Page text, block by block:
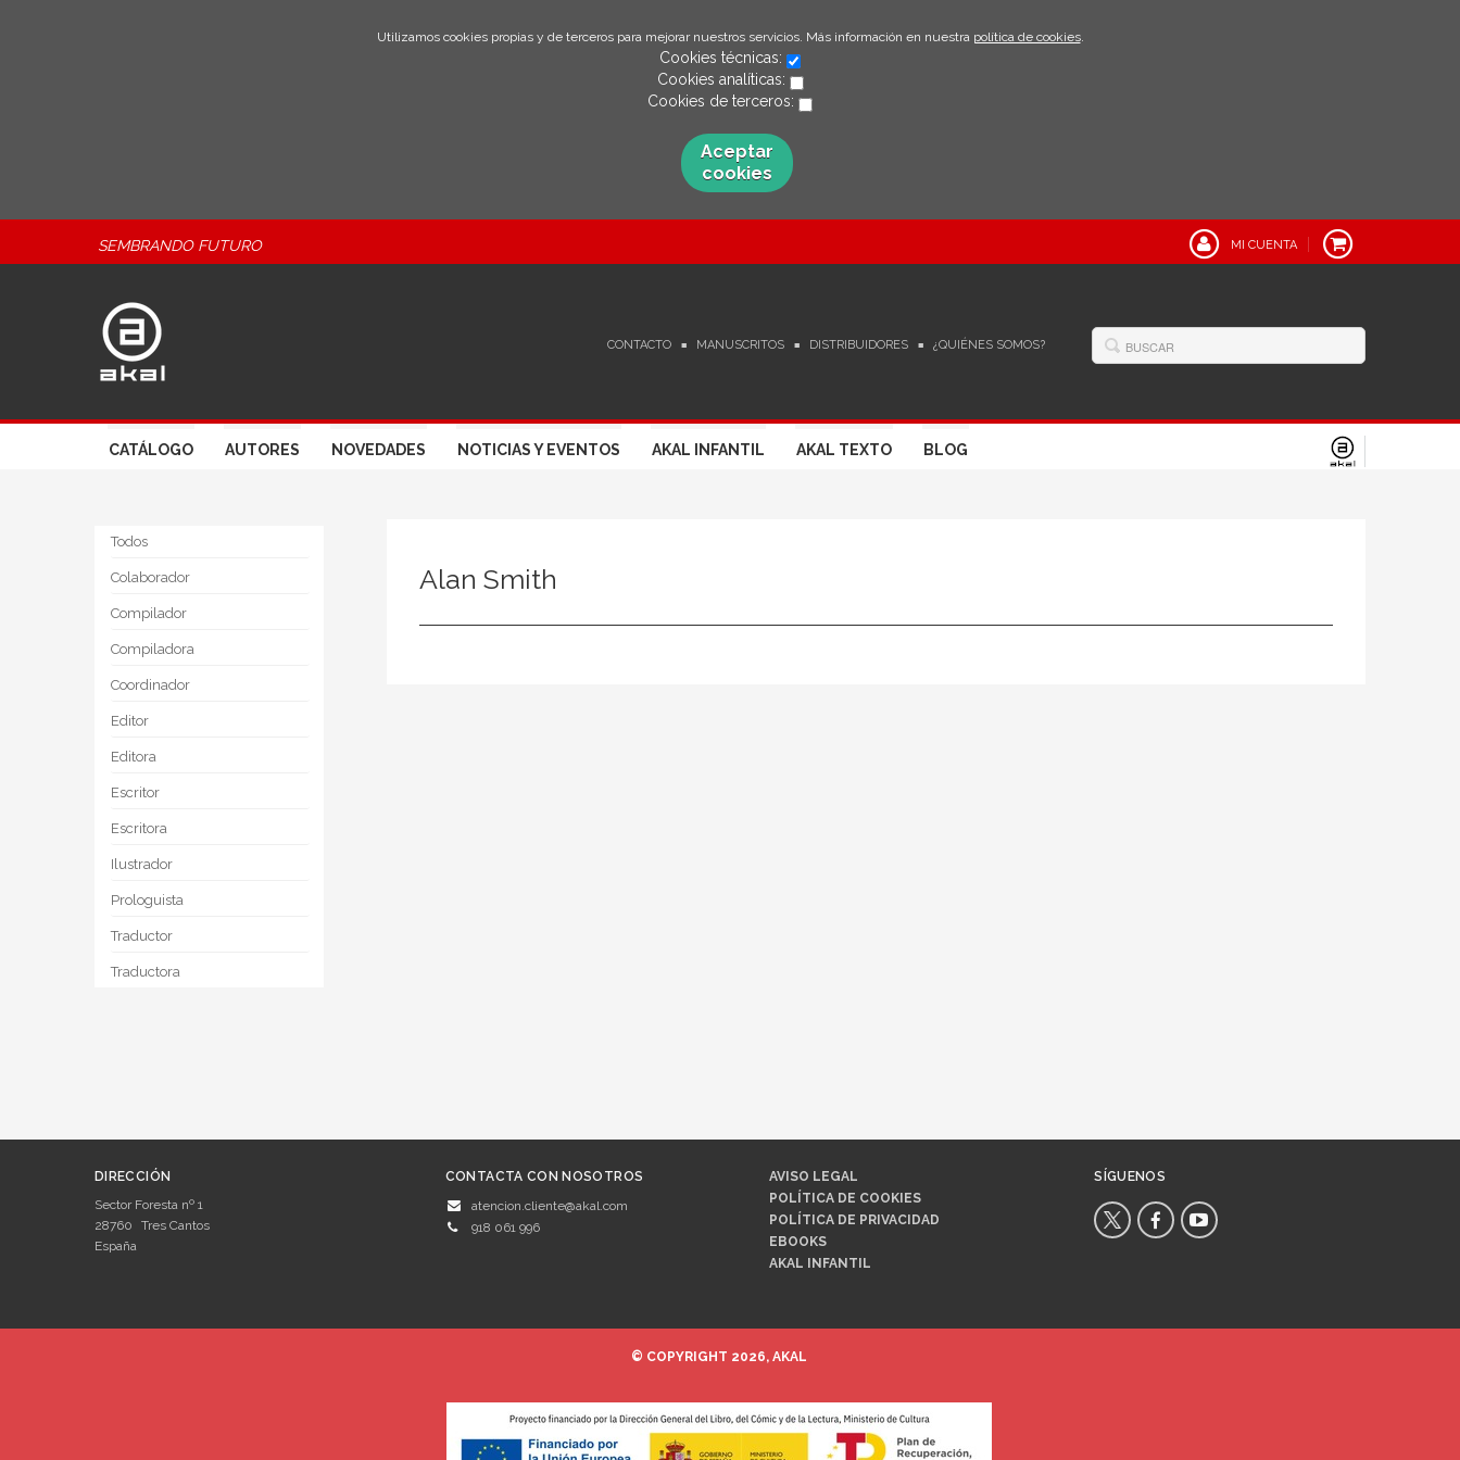
Utilizamos cookies propias y de terceros para mejorar nuestros servicios. Más información en nuestra política de cookies.
Cookies técnicas:
Cookies analíticas:
Cookies de terceros:
Aceptar
cookies
SEMBRANDO FUTURO MI CUENTA
CONTACTO MANUSCRITOS DISTRIBUIDORES ¿QUIÉNES SOMOS?
CATÁLOGO AUTORES NOVEDADES NOTICIAS Y EVENTOS AKAL INFANTIL AKAL TEXTO BLOG
Todos
Colaborador
Compilador
Compiladora
Coordinador
Editor
Editora
Escritor
Escritora
Ilustrador
Prologuista
Traductor
Traductora
Alan Smith
DIRECCIÓN
Sector Foresta nº 1
28760
Tres Cantos
España
CONTACTA CON NOSOTROS
atencion.cliente@akal.com
918 061 996
AVISO LEGAL
POLÍTICA DE COOKIES
POLÍTICA DE PRIVACIDAD
EBOOKS
AKAL INFANTIL
SÍGUENOS
© COPYRIGHT 2026, AKAL